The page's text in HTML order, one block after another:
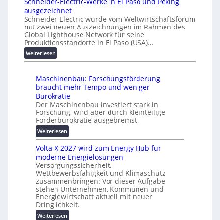
n
a
h
e
A
u
t
m
a
i
s
i
e
r
u
n
g
s
l
ö
s
u
n
T
u
t
o
r
i
a
l
e
i
h
e
e
r
b
i
n
d
e
G
e
r
ä
t
e
s
c
h
u
t
z
u
n
d
d
ausgezeichnet
Schneider Electric wurde vom Weltwirtschaftsforum
mit zwei neuen Auszeichnungen im Rahmen des
Global Lighthouse Network für seine
Produktionsstandorte in El Paso (USA)…
Weiterlesen:
S
h
n
e
i
d
e
r
-
E
l
e
c
t
r
i
c
Maschinenbau: Forschungsförderung
braucht mehr Tempo und weniger
Bürokratie
Der Maschinenbau investiert stark in
Forschung, wird aber durch kleinteilige
Förderbürokratie ausgebremst.
Weiterlesen:
M
a
s
c
h
i
n
e
n
Volta-X 2027 wird zum Energy Hub für
moderne Energielösungen
Versorgungssicherheit,
Wettbewerbsfähigkeit und Klimaschutz
zusammenbringen: Vor dieser Aufgabe
stehen Unternehmen, Kommunen und
Energiewirtschaft aktuell mit neuer
Dringlichkeit.
Weiterlesen: